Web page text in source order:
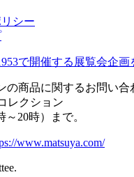
シー
で開催する展覧会企画
の商品に関するお問い合
レクション
～20時）まで。
www.matsuya.com/